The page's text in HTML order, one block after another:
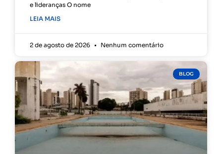
e lideranças O nome
LEIA MAIS
2 de agosto de 2026 Nenhum comentário
BLOG